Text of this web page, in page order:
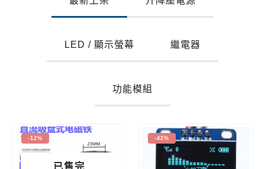
LED / 顯示螢幕 繼電器
功能模組
-12%
已售完
-42%